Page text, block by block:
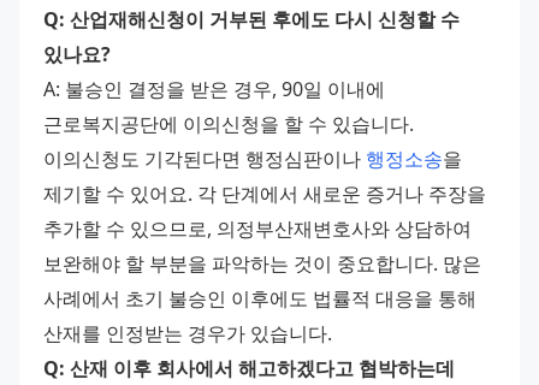
Q: 산업재해신청이 거부된 후에도 다시 신청할 수
있나요?
A: 불승인 결정을 받은 경우, 90일 이내에
근로복지공단에 이의신청을 할 수 있습니다.
이의신청도 기각된다면 행정심판이나 행정소송을
제기할 수 있어요. 각 단계에서 새로운 증거나 주장을
추가할 수 있으므로, 의정부산재변호사와 상담하여
보완해야 할 부분을 파악하는 것이 중요합니다. 많은
사례에서 초기 불승인 이후에도 법률적 대응을 통해
산재를 인정받는 경우가 있습니다.
Q: 산재 이후 회사에서 해고하겠다고 협박하는데